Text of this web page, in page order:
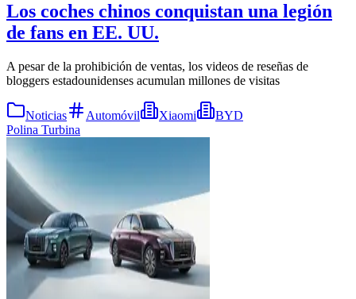
Los coches chinos conquistan una legión
de fans en EE. UU.
A pesar de la prohibición de ventas, los videos de reseñas de
bloggers estadounidenses acumulan millones de visitas
Noticias Automóvil Xiaomi
BYD
Polina Turbina